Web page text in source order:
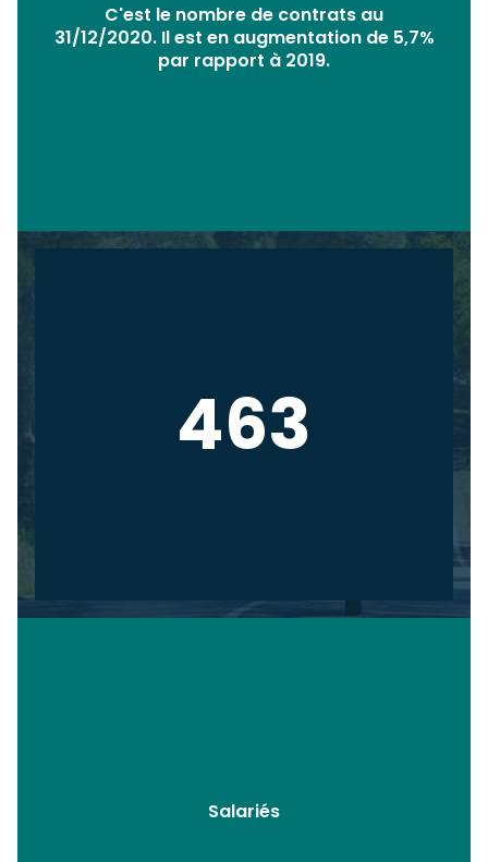
C'est le nombre de contrats au
31/12/2020. Il est en augmentation de 5,7%
par rapport à 2019.
463
Salariés